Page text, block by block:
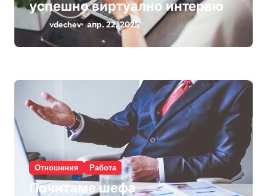
успешно виртуално интервю
vdechev апр. 22, 2025
Отношения Работа
Почитаме шефа